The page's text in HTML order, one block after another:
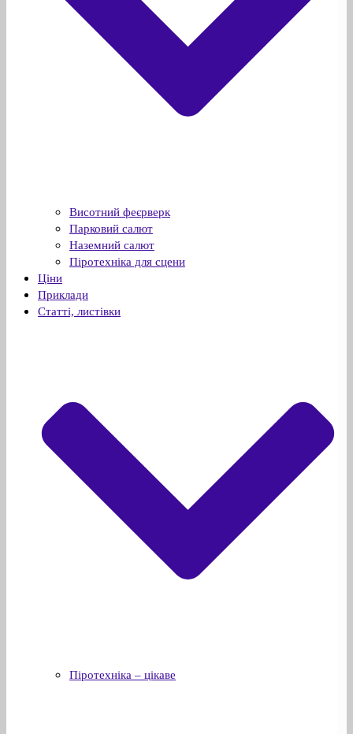
Висотний феєрверк
Парковий салют
Наземний салют
Піротехніка для сцени
Ціни
Приклади
Статті, листівки
Піротехніка – цікаве